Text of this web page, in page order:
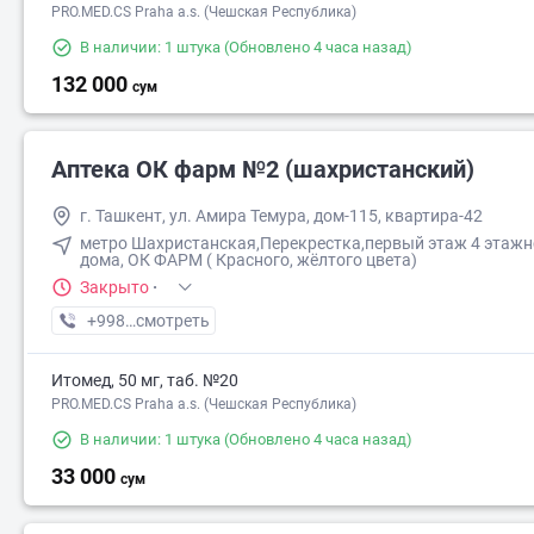
PRO.MED.CS Praha a.s. (Чешская Республика)
В наличии: 1 штука (Обновлено 4 часа назад)
132 000 сум
Аптека ОК фарм №2 (шахристанский)
г. Ташкент, ул. Амира Темура, дом-115, квартира-42
метро Шахристанская,Перекрестка,первый этаж 4
дома, ОК ФАРМ ( Красного, жёлтого цвета)
Закрыто ·
+998 (90) XXX-XX-XX
смотреть
Итомед, 50 мг, таб. №20
PRO.MED.CS Praha a.s. (Чешская Республика)
В наличии: 1 штука (Обновлено 4 часа назад)
33 000 сум